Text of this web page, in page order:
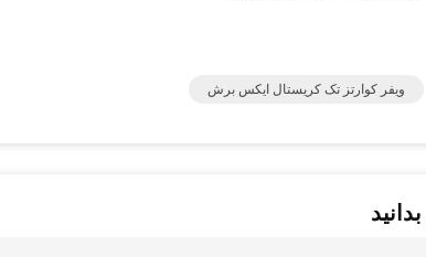
ویفر کوارتز تک کریستال ایکس برش